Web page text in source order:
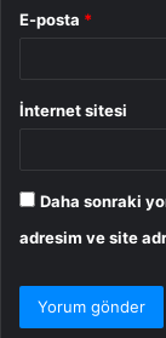
E-posta *
İnternet sitesi
Daha sonraki
adresim ve site